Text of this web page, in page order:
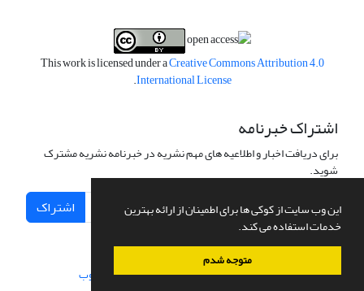
این وب سایت از کوکی ها برای اطمینان از ارائه بهترین
خدمات استفاده می کند.
متوجه شدم
This work is licensed under aCreative Commons Attribution 4.0
International License
.
اشتراک خبرنامه
برای دریافت اخبار و اطلاعیه های مهم نشریه در خبرنامه نشریه مشترک
شوید.
اشتراک
سامانه مدیریت نشریات علمی.طراحی و پیاده سازی از سیناوب